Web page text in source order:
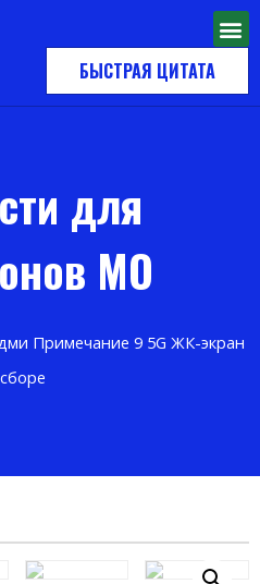
БЫСТРАЯ ЦИТАТА
для
MO
Примечание 9 5G ЖК-экран